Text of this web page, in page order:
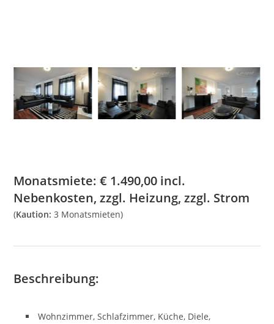
Monatsmiete:€ 1.490,00 incl.
Nebenkosten, zzgl. Heizung, zzgl. Strom
(Kaution:3 Monatsmieten)
Beschreibung:
Wohnzimmer, Schlafzimmer, Küche, Diele,